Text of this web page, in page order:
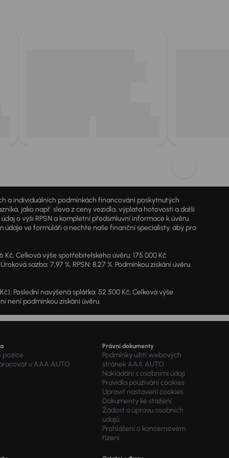
a individuálních podmínkách financování poskytnutých
jako např. sleva z ceny vozidla, výplata hotovosti a další
o výši RPSN a kompletní předsmluvní informace k úvěru.
údaje ve formuláři a nechte naše finanční specialisty, aby pro
Celková výše spotřebitelského úvěru: 175 000 Kč
sazba: 7,97 %, RPSN: 8,27 %. Podmínkou získání úvěru
Poslední navýšená splátka: 52 500 Kč; Celková výše
není podmínkou získání úvěru.
pozice
v AAA AUTO
Právní dokumenty
Podmínky užití webových
stránek AAA AUTO
Nakládání s osobními údaji
Pravidla používání cookies
Upravit nastavení cookies
Dokumenty ke stažení
Žádost o úpravu osobních
údajů
Prohlášení o koncernovém
řízení